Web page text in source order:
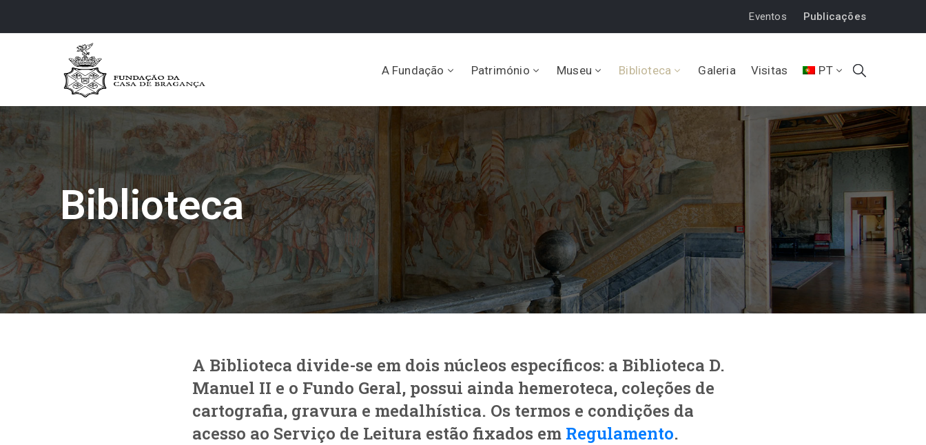
Eventos Publicações
A Fundação Património Museu Biblioteca Galeria Visitas PT
Biblioteca
A Biblioteca divide-se em dois núcleos específicos: a Biblioteca D.
Manuel II e o Fundo Geral, possui ainda hemeroteca, coleções de
cartografia, gravura e medalhística. Os termos e condições da
acesso ao Serviço de Leitura estão fixados em Regulamento.